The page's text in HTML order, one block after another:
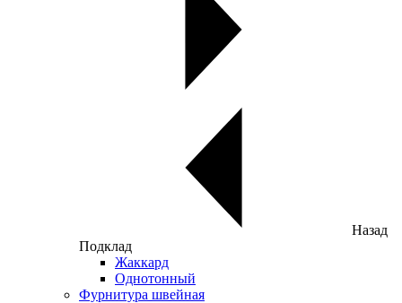
Назад
Подклад
Жаккард
Однотонный
Фурнитура швейная